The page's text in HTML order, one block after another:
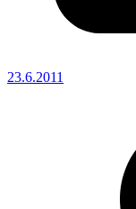
23.6.2011